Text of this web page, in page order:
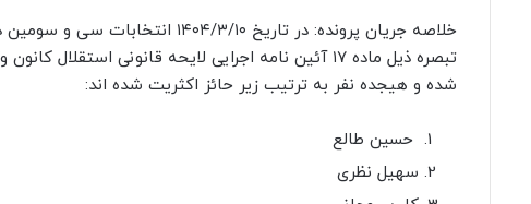
خلاصه جریان پرونده: در تاریخ
تبصره ذیل ماده ۱۷ آئین نامه اجرایی لایحه قانونی
شده و هیجده نفر به ترتیب زیر حائز اکثریت شده اند:
حسین طالع
سهیل نظری